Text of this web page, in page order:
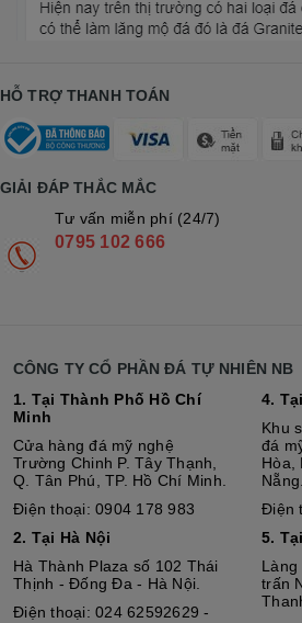
HỖ TRỢ THANH TOÁN
GIẢI ĐÁP THẮC MẮC
Tư vấn miễn phí (24/7)
0795 102 666
CÔNG TY CỔ PHẦN ĐÁ TỰ NHIÊN NB
1. Tại Thành Phố Hồ Chí
Minh
Cửa hàng đá mỹ nghệ
Trường Chinh P. Tây Thạnh,
Q. Tân Phú, TP. Hồ Chí Minh.
Điện thoại: 0904 178 983
2. Tại Hà Nội
Hà Thành Plaza số 102 Thái
Thịnh - Đống Đa - Hà Nội.
Điện thoại: 024 62592629 -
4.
Khu
đá
Hòa,
Nẵng.
Điện
5.
Làng
trấn